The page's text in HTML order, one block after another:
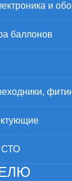
и
баллонов
СТО